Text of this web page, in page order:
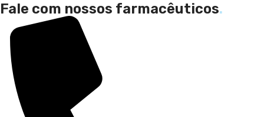
Fale com nossos farmacêuticos.